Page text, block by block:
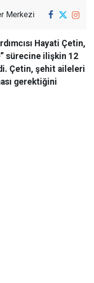
Merkezi
Hayati Çetin,
sürecine ilişkin 12
Çetin, şehit aileleri
gerektiğini